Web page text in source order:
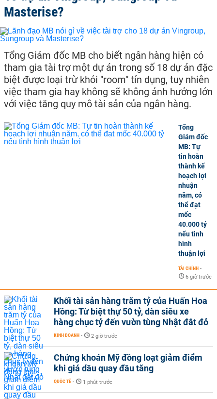
Masterise?
Tổng Giám đốc MB cho biết ngân hàng hiện có
tham gia tài trợ một dự án trong số 18 dự án đặc
biệt được loại trừ khỏi "room" tín dụng, tuy nhiên
việc tham gia hay không sẽ không ảnh hưởng lớn
với việc tăng quy mô tài sản của ngân hàng.
Tổng
Giám đốc
MB: Tự
tin hoàn
thành kế
hoạch lợi
nhuận
năm, có
thể đạt
mốc
40.000 tỷ
nếu tình
hình
thuận lợi
TÀI CHÍNH -
6 giờ trước
Khối tài sản hàng trăm tỷ của Huấn Hoa
Hồng: Từ biệt thự 50 tỷ, dàn siêu xe
hàng chục tỷ đến vườn tùng Nhật đắt đỏ
KINH DOANH - 2 giờ trước
Chứng khoán Mỹ đồng loạt giảm điểm
khi giá dầu quay đầu tăng
QUỐC TẾ - 1 phút trước